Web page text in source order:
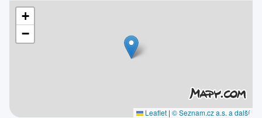
+
−
Leaflet | © Seznam.cz a.s. a další